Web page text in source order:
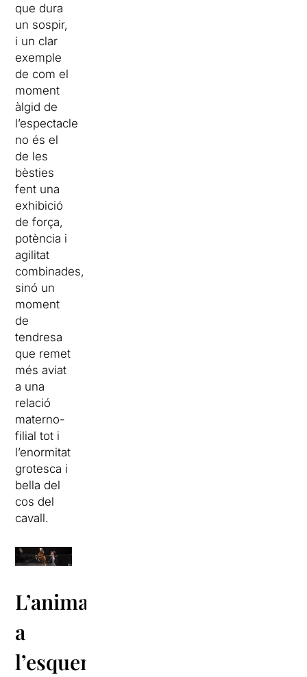
que dura
un sospir,
i un clar
exemple
de com el
moment
àlgid de
l’espectacle
no és el
de les
bèsties
fent una
exhibició
de força,
potència i
agilitat
combinades,
sinó un
moment
de
tendresa
que remet
més aviat
a una
relació
materno-
filial tot i
l’enormitat
grotesca i
bella del
cos del
cavall.
L’animalitat
a
l’esquena